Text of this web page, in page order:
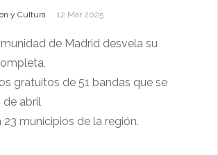
y Cultura 12 Mar 2025
de Madrid desvela su
gratuitos de 51 bandas que se
abril
municipios de la región.